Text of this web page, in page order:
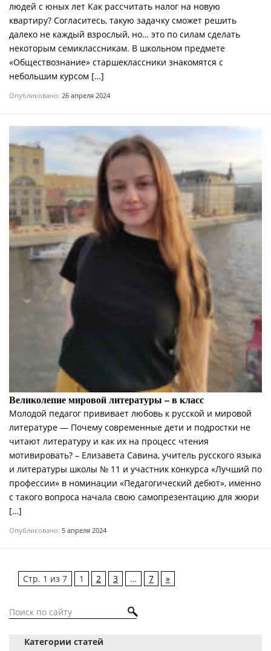
людей с юных лет Как рассчитать налог на новую
квартиру? Согласитесь, такую задачку сможет решить
далеко не каждый взрослый, но… это по силам сделать
некоторым семиклассникам. В школьном предмете
«Обществознание» старшеклассники знакомятся с
небольшим курсом […]
Опубликовано: 26 апреля 2024
Великолепие мировой литературы – в класс
Молодой педагог прививает любовь к русской и мировой
литературе — Почему современные дети и подростки не
читают литературу и как их на процесс чтения
мотивировать? – Елизавета Савина, учитель русского языка
и литературы школы № 11 и участник конкурса «Лучший по
профессии» в номинации «Педагогический дебют», именно
с такого вопроса начала свою самопрезентацию для жюри
[…]
Опубликовано: 5 апреля 2024
Стр. 1 из 7 1 2 3 … 7 »
Категории статей